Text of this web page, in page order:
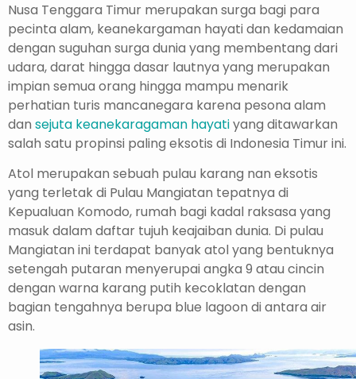
Nusa Tenggara Timur merupakan surga bagi para
pecinta alam, keanekargaman hayati dan kedamaian
dengan suguhan surga dunia yang membentang dari
udara, darat hingga dasar lautnya yang merupakan
impian semua orang hingga mampu menarik
perhatian turis mancanegara karena pesona alam
dan sejuta keanekaragaman hayatiyang ditawarkan
salah satu propinsi paling eksotis di Indonesia Timur ini.
Atol merupakan sebuah pulau karang nan eksotis
yang terletak di Pulau Mangiatan tepatnya di
Kepualuan Komodo, rumah bagi kadal raksasa yang
masuk dalam daftar tujuh keajaiban dunia. Di pulau
Mangiatan ini terdapat banyak atol yang bentuknya
setengah putaran menyerupai angka 9 atau cincin
dengan warna karang putih kecoklatan dengan
bagian tengahnya berupa blue lagoon di antara air
asin.